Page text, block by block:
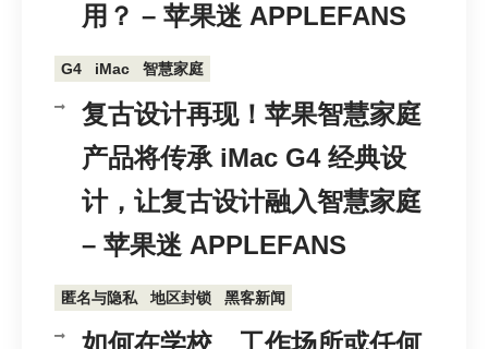
用？ – 苹果迷 APPLEFANS
G4 iMac 智慧家庭
复古设计再现！苹果智慧家庭
产品将传承 iMac G4 经典设
计，让复古设计融入智慧家庭
– 苹果迷 APPLEFANS
匿名与隐私 地区封锁 黑客新闻
如何在学校、工作场所或任何